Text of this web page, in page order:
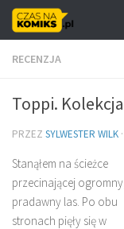
Skip to content
RECENZJA
Toppi.
PRZEZ SYLWESTER WILK ·
Stanąłem na ścieżce
przecinającej
pradawny las. Po obu
stronach pięły się w